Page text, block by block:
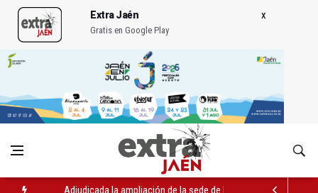
Extra Jaén
Gratis en Google Play
Adjudicada la ampliación de la sede de la Junta en la avenida